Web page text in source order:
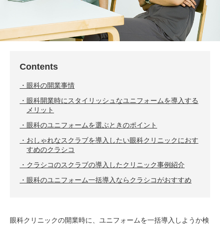
Contents
眼科の開業事情
眼科開業時にスタイリッシュなユニフォームを導入する
メリット
眼科のユニフォームを選ぶときのポイント
おしゃれなスクラブを導入したい眼科クリニックにおす
すめのクラシコ
クラシコのスクラブの導入したクリニック事例紹介
眼科のユニフォーム一括導入ならクラシコがおすすめ
眼科クリニックの開業時に、ユニフォームを一括導入しようか検